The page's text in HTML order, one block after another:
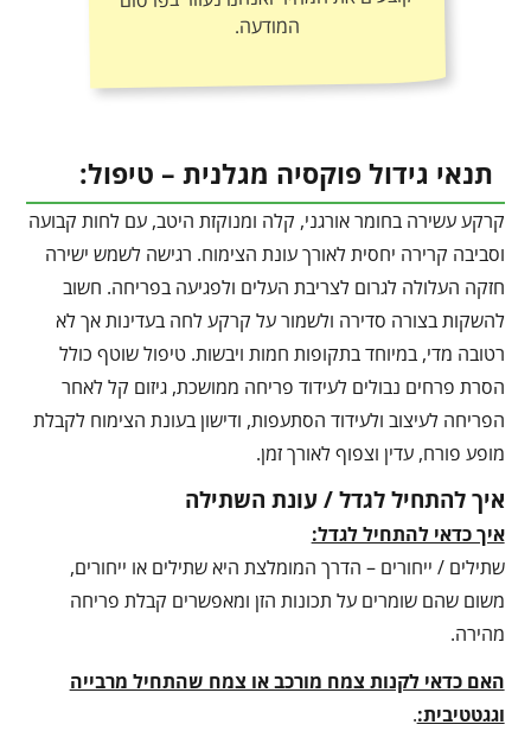
המודעה.
תנאי גידול פוקסיה מגלנית – טיפול:
קרקע עשירה בחומר אורגני, קלה ומנוקזת היטב, עם לחות קבועה
וסביבה קרירה יחסית לאורך עונת הצימוח. רגישה לשמש ישירה
חזקה העלולה לגרום לצריבת העלים ולפגיעה בפריחה. חשוב
להשקות בצורה סדירה ולשמור על קרקע לחה בעדינות אך לא
רטובה מדי, במיוחד בתקופות חמות ויבשות. טיפול שוטף כולל
הסרת פרחים נבולים לעידוד פריחה ממושכת, גיזום קל לאחר
הפריחה לעיצוב ולעידוד הסתעפות, ודישון בעונת הצימוח לקבלת
מופע פורח, עדין וצפוף לאורך זמן.
איך להתחיל לגדל / עונת השתילה
איך כדאי להתחיל לגדל:
שתילים / ייחורים – הדרך המומלצת היא שתילים או ייחורים,
משום שהם שומרים על תכונות הזן ומאפשרים קבלת פריחה
מהירה.
האם כדאי לקנות צמח מורכב או צמח שהתחיל מרבייה
וגגטטיבית:.